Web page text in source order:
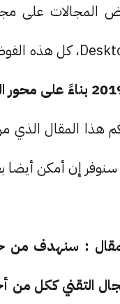
المجالات على
هذا المقال الذي
: سنهدف من
التقني ككل